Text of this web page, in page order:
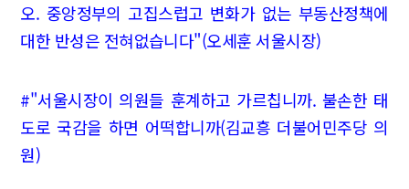
오. 중앙정부의 고집스럽고 변화가 없는 부동산정책에
대한 반성은 전혀없습니다"(오세훈 서울시장)
#"서울시장이 의원들 훈계하고 가르칩니까. 불손한 태
도로 국감을 하면 어떡합니까(김교흥 더불어민주당 의
원)